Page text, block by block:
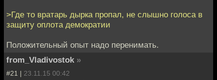
>Где то вратарь дырка пропал, не слышно голоса в
защиту оплота демократии
Положительный опыт надо перенимать.
from_Vladivostok »
#21 | 23.11.15 00:42